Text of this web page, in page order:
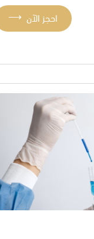
⟶ احجز الآن